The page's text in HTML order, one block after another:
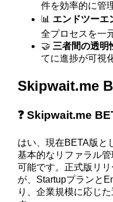
件を効率的に管
📊 エンドツーエ
全プロセスを一
🤝 三者間の透明
てに進捗が可視
Skipwait.me
❓ Skipwait.me
はい、現在BETA版と
基本的なリファラル
可能です。正式版リ
が、Startupプランと
り、企業規模に応じ